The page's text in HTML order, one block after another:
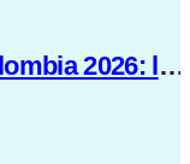
2026: la